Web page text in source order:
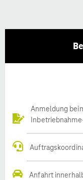
Anmeldung
Anfahrt